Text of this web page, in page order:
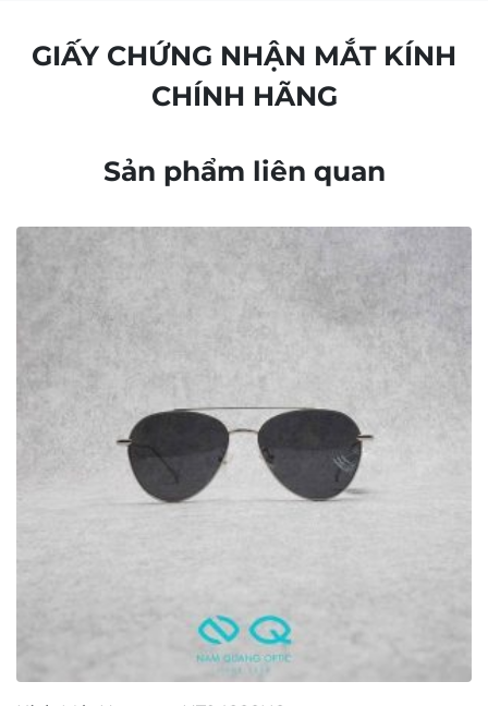
GIẤY CHỨNG NHẬN MẮT KÍNH
CHÍNH HÃNG
Sản phẩm liên quan